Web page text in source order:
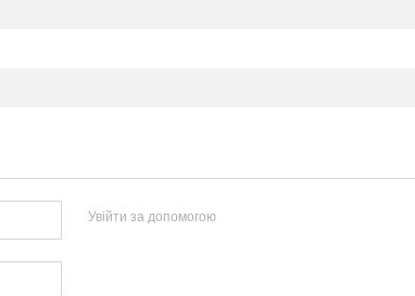
Увійти за допомогою